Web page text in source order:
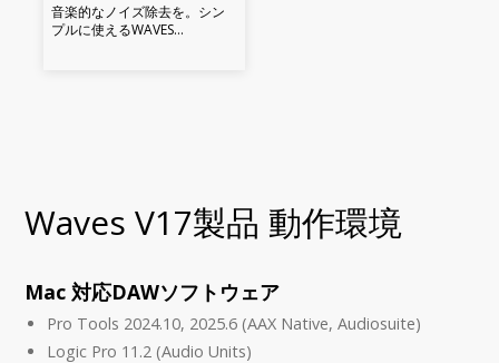
音楽的なノイズ除去を。シン
プルに使えるWAVES
Waves V17製品 動作環境
Mac 対応DAWソフトウェア
Pro Tools 2024.10, 2025.6 (AAX Native, Audiosuite)
Logic Pro 11.2 (Audio Units)